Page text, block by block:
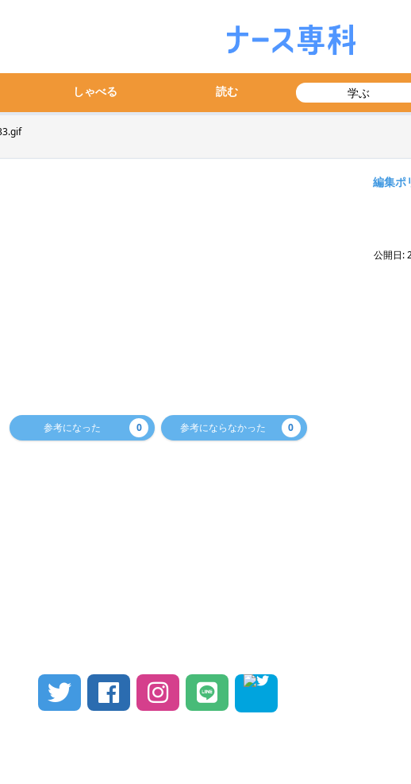
しゃべる 読む 学ぶ
編集ポ
公開日:
参考になった 0 参考にならなかった 0